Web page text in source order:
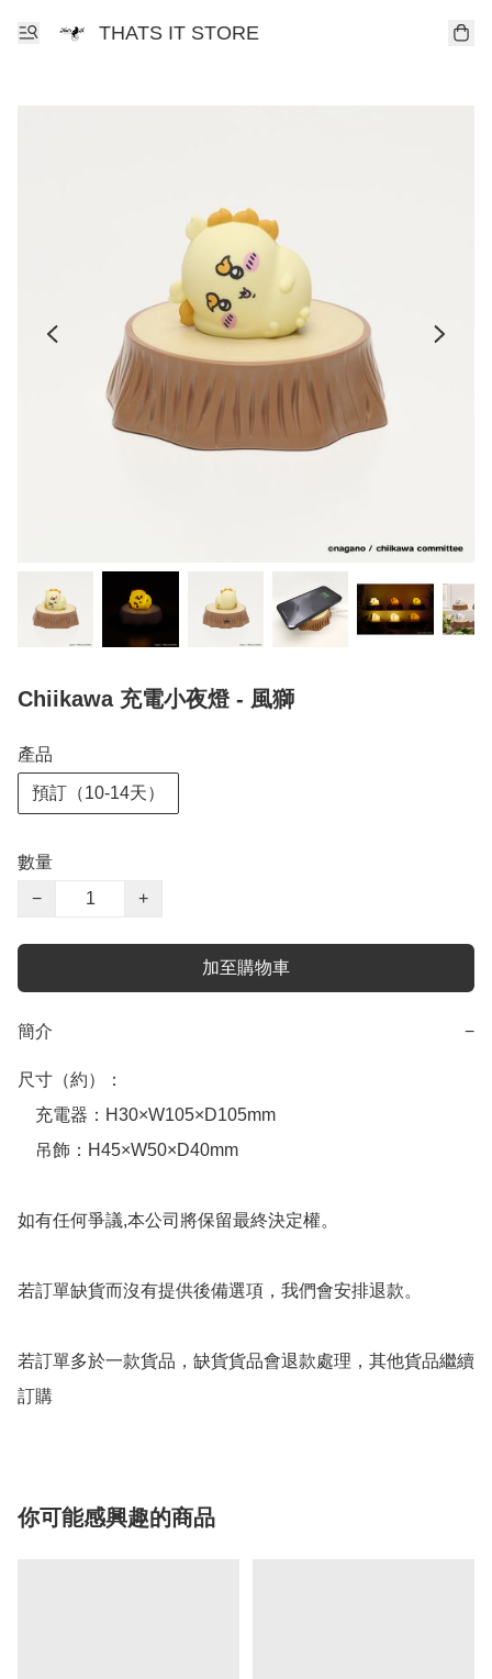
THATS IT STORE
Chiikawa 充電小夜燈 - 風獅
產品
預訂（10-14天）
數量
−
+
加至購物車
簡介 −
尺寸（約）：
充電器：H30×W105×D105mm
吊飾：H45×W50×D40mm
如有任何爭議,本公司將保留最終決定權。
若訂單缺貨而沒有提供後備選項，我們會安排退款。
若訂單多於一款貨品，缺貨貨品會退款處理，其他貨品繼續
你可能感興趣的商品